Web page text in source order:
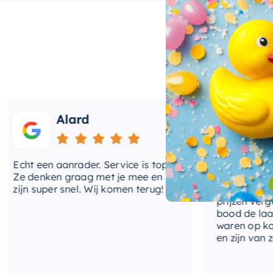
170x80cm
biedt het bad
genieten van een snelle douche of een lang,
voor beide. De duurzame materialen zorgen ervoor
bestand is tegen dagelijks gebruik.
Het merk Mondiaz
staat garant voor kwaliteit en
design van dit bad. Of u nu uw badkamer wilt
creëren, het Mondiaz Vrijstaand bad Float is een
Alard
een aanrader. Service is top!
denken graag met je mee en
super snel. Wij komen terug!
Roos
Onlangs heb ik
kranen van
BadenVloer. Ik
prijzen
bood de
waren op korte
en zijn van zeer